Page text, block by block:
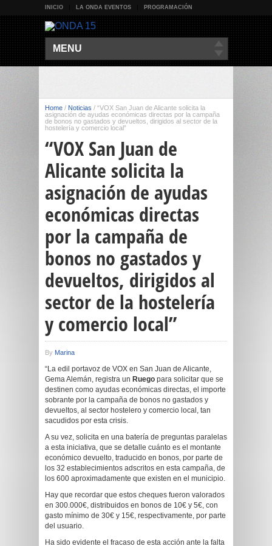
INICIO LA ONDA EVENTOS PROGRAMACIÓN
MENU
Home / Noticias / “VOX San Juan de Alicante solicita la
asignación de ayudas económicas directas por la campaña
de bonos no gastados y devueltos, dirigidos al sector de la
hostelería y comercio local”
“VOX San Juan de
Alicante solicita la
asignación de ayudas
económicas directas
por la campaña de
bonos no gastados y
devueltos, dirigidos al
sector de la hostelería
y comercio local”
By Marina
“La edil portavoz de VOX en San Juan de Alicante,
Gema Alemán, registra un Ruego para solicitar que se
destinen como ayudas económicas directas, el importe
sobrante por la campaña de bonos no gastados y
devueltos, al sector hostelero y comercio local, tan
sacudidos por esta crisis.
A su vez, solicita en una batería de preguntas paralelas
a esta iniciativa, que se detalle cuánto es el montante
económico devuelto, traducido en bonos, por parte de
los 32 establecimientos adscritos en esta campaña, de
los 600 aproximadamente que existen en el municipio.
Hay que recordar que estos cheques fueron valorados
en 300.000€, distribuidos en bonos de 10€ y 5€, con
gasto mínimo de 30€ y 15€, respectivamente, por parte
del usuario.
Ha sido evidente el fracaso de esta acción ante la falta